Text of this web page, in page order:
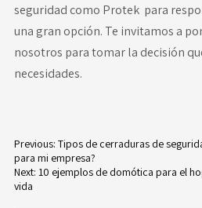
seguridad como Protekpara
una gran opción. Te invitamos a
nosotros para tomar la decisión
necesidades.
Navegación
Previous: Tipos de cerraduras de
para mi empresa?
Next: 10 ejemplos de domótica para el
vida